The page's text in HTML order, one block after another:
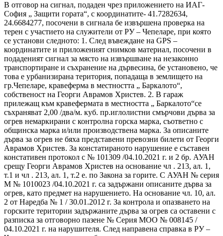
В отговор на сигнал, подаден чрез приложението на ИАГ-
София „ Защити гората“, с координатите- 41.7282634,
24.6684277, посочени в сигнала бе извършена проверка на
терен с участието на служители от РУ – Чепеларе, при която
се установи следното: 1. След въвеждане на GPS –
координатите и приложеният снимков материал, посочени в
подаденият сигнал за място на извършване на незаконно
транспортиране и съхранение на дървесина, бе установено, че
това е урбанизирана територия, попадаща в землището на
гр.Чепеларе, кравеферма в местността „ Баркалото“,
собственост на Георги Аврамов Христев. 2. В гараж
прилежащ към кравефермата в местността „ Баркалото“се
съхраняват 2,00 /два/м. куб. пр.иглолистни смърчови дърва за
огрев немаркирани с контролна горска марка, съответно с
общинска марка и/или производствена марка. За описаните
дърва за огрев не бяха представени превозни билети от Георги
Аврамов Христев. За констатираното нарушение е съставен
констативен протокол с № 101309 /04.10.2021 г. и 2 бр. АУАН
срещу Георги Аврамов Христев на основание чл . 213, ал. 1,
т.1 и чл . 213, ал. 1, т.2 е. по Закона за горите. С АУАН № серия
М № 1010023 /04.10.2021 г. са задържани описаните дърва за
огрев, като предмет на нарушението. На основание чл. 10, ал.
2 от Наредба № 1 / 30.01.2012 г. За контрола и опазването на
горските територии задържаните дърва за огрев са оставени с
разписка за отговорно пазене № Серия МОО № 008145 /
04.10.2021 г. на нарушителя. След направена справка в РУ –